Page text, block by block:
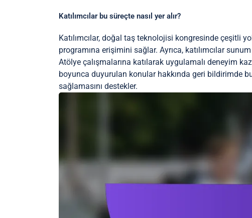
Katılımcılar bu süreçte nasıl yer alır?
Katılımcılar, doğal taş teknolojisi kongresinde çeşitli
programına erişimini sağlar. Ayrıca, katılımcılar
Atölye çalışmalarına katılarak uygulamalı deneyim
boyunca duyurulan konular hakkında geri bildirimde
sağlamasını destekler.